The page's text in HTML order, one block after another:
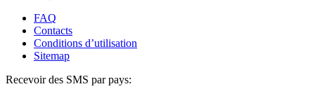
FAQ
Contacts
Conditions d’utilisation
Sitemap
Recevoir des SMS par pays: